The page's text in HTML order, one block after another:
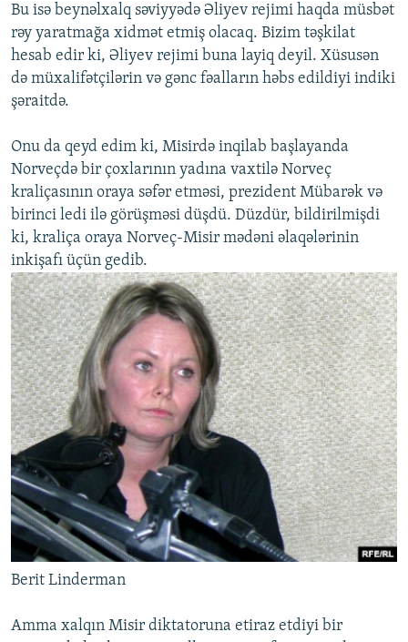
Bu isə beynəlxalq səviyyədə Əliyev rejimi haqda müsbət
rəy yaratmağa xidmət etmiş olacaq. Bizim təşkilat
hesab edir ki, Əliyev rejimi buna layiq deyil. Xüsusən
də müxalifətçilərin və gənc fəalların həbs edildiyi indiki
şəraitdə.
Onu da qeyd edim ki, Misirdə inqilab başlayanda
Norveçdə bir çoxlarının yadına vaxtilə Norveç
kraliçasının oraya səfər etməsi, prezident Mübarək və
birinci ledi ilə görüşməsi düşdü. Düzdür, bildirilmişdi
ki, kraliça oraya Norveç-Misir mədəni əlaqələrinin
inkişafı üçün gedib.
Berit Linderman
Amma xalqın Misir diktatoruna etiraz etdiyi bir